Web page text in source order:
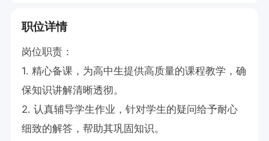
职位详情
岗位职责：
1. 精心备课，为高中生提供高质量的课程教学，确
保知识讲解清晰透彻。
2. 认真辅导学生作业，针对学生的疑问给予耐心
细致的解答，帮助其巩固知识。